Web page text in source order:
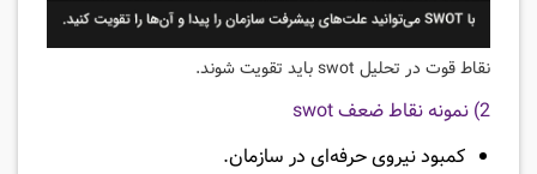
نقاط قوت در تحلیل swot باید تقویت شوند.
2) نمونه نقاط ضعف swot
کمبود نیروی حرفه‌ای در سازمان.